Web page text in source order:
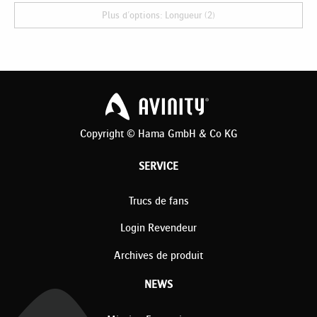
Plus d'options: Longueur (2)
Copyright © Hama GmbH & Co KG
SERVICE
Trucs de fans
Login Revendeur
Archives de produit
NEWS